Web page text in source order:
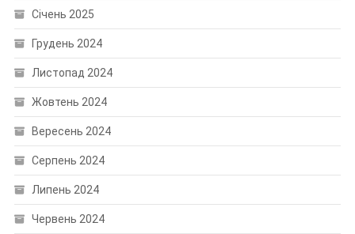
Січень 2025
Грудень 2024
Листопад 2024
Жовтень 2024
Вересень 2024
Серпень 2024
Липень 2024
Червень 2024